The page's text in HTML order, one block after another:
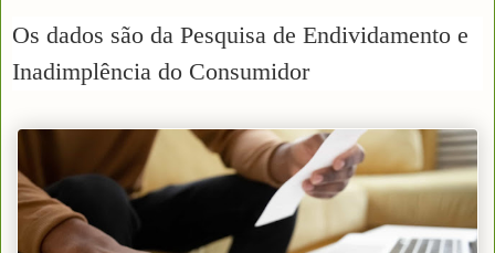
Os dados são da Pesquisa de Endividamento e
Inadimplência do Consumidor